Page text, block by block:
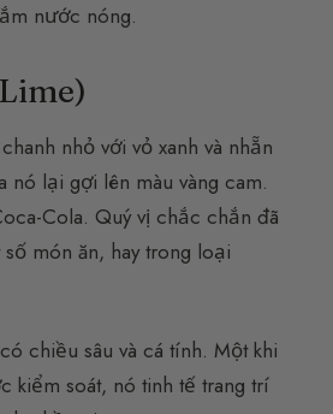
nước nóng.
nhỏ với vỏ xanh và nhẵn
lại gợi lên màu vàng cam.
Cola. Quý vị chắc chắn đã
món ăn, hay trong loại
chiều sâu và cá tính. Một khi
kiểm soát, nó tinh tế trang trí